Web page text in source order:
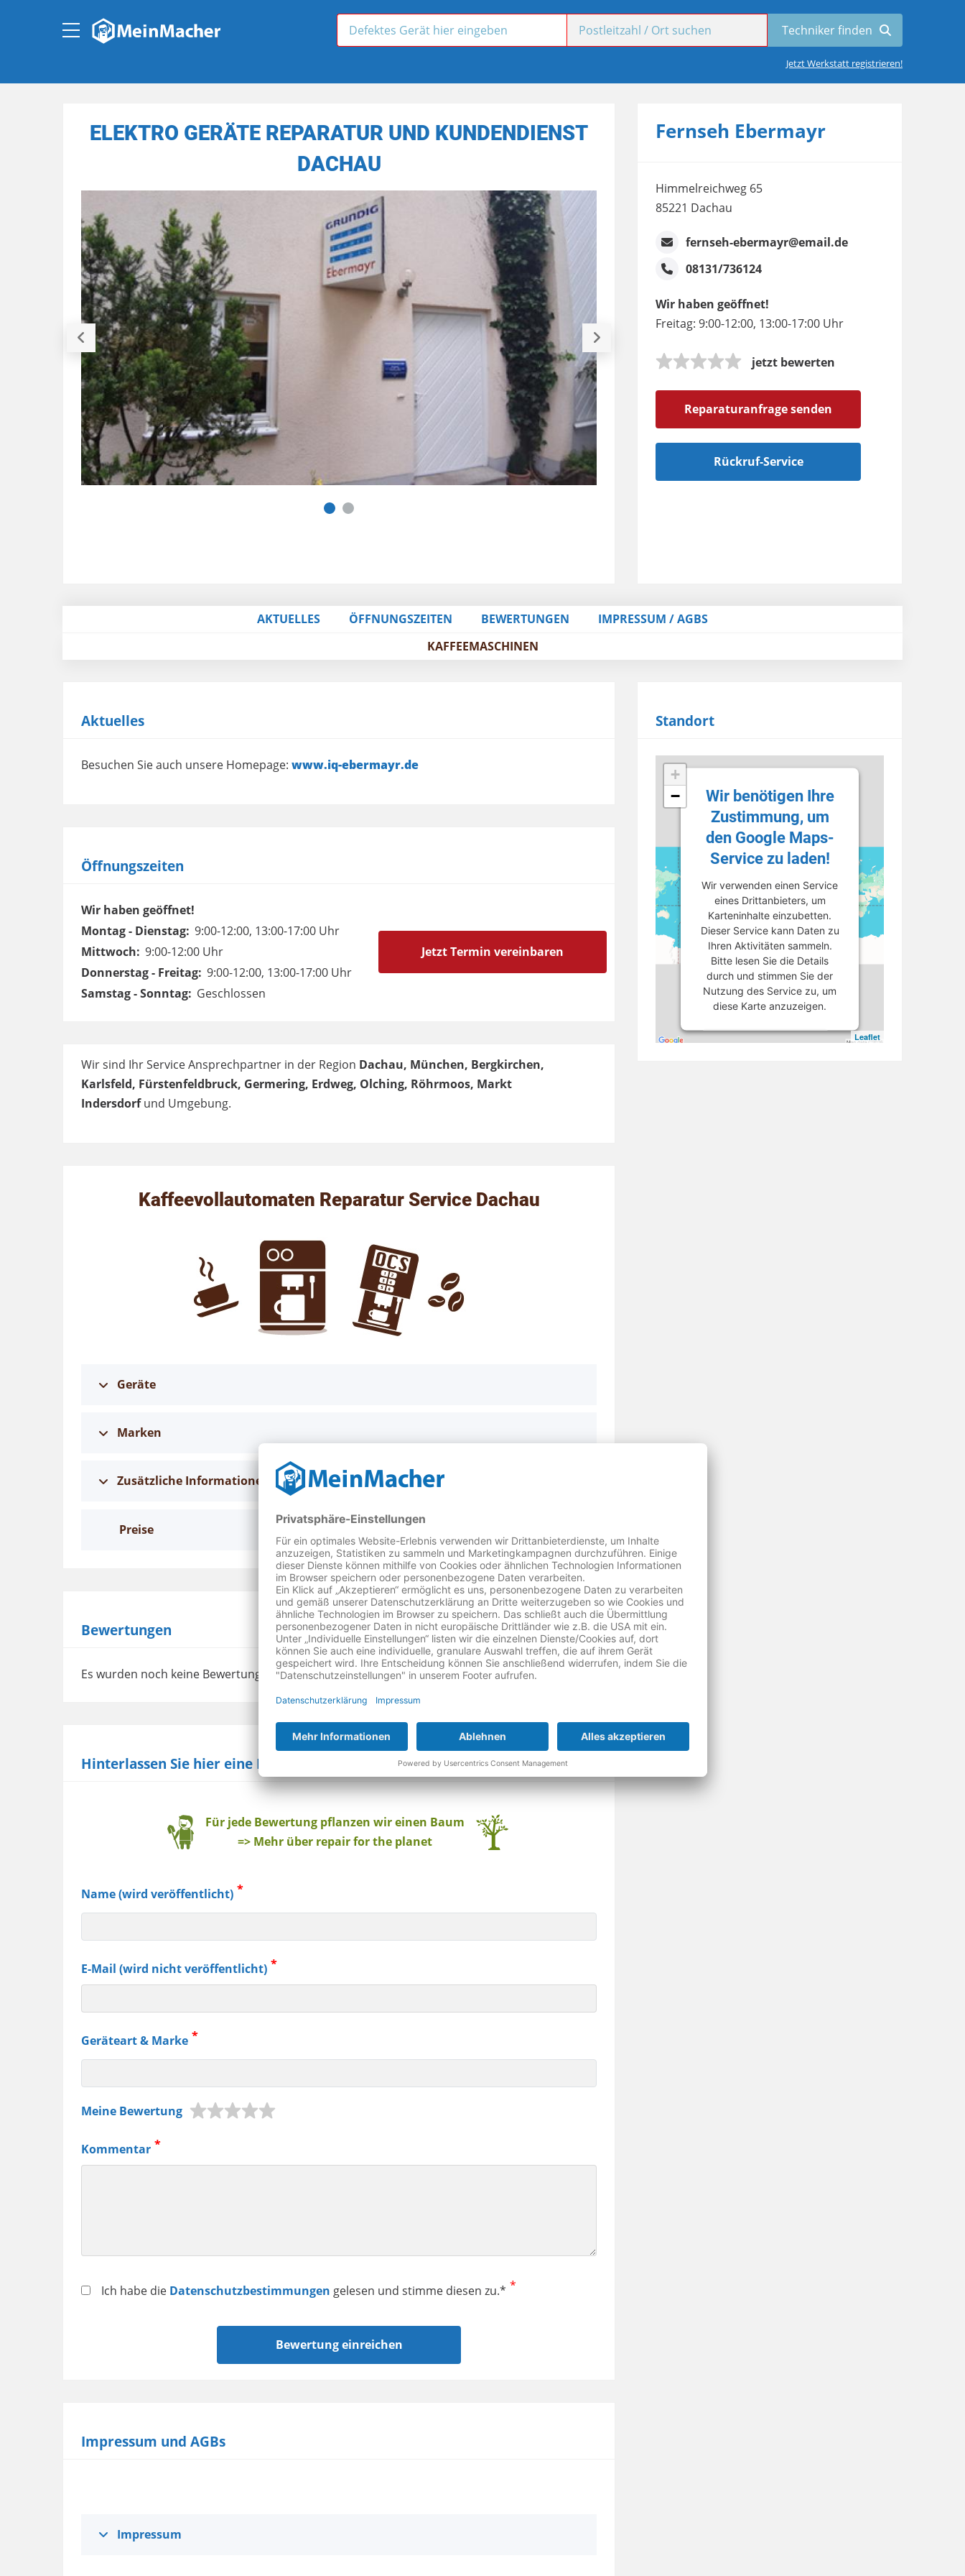
Jetzt Werkstatt registrieren!
ELEKTRO GERÄTE REPARATUR UND KUNDENDIENST
DACHAU
Fernseh Ebermayr
Himmelreichweg 65
85221 Dachau
fernseh-ebermayr@email.de
08131/736124
Wir haben geöffnet!
Freitag: 9:00-12:00, 13:00-17:00 Uhr
jetzt bewerten
Reparaturanfrage senden
Rückruf-Service
AKTUELLES ÖFFNUNGSZEITEN BEWERTUNGEN
IMPRESSUM / AGBS
KAFFEEMASCHINEN
Aktuelles
Besuchen Sie auch unsere Homepage: www.iq-ebermayr.de
Öffnungszeiten
Wir haben geöffnet!
Montag - Dienstag: 9:00-12:00, 13:00-17:00 Uhr
Mittwoch: 9:00-12:00 Uhr
Donnerstag - Freitag: 9:00-12:00, 13:00-17:00 Uhr
Samstag - Sonntag: Geschlossen
Jetzt Termin vereinbaren
Wir sind Ihr Service Ansprechpartner in der Region Dachau, München, Bergkirchen,
Karlsfeld, Fürstenfeldbruck, Germering, Erdweg, Olching, Röhrmoos, Markt
Indersdorfund Umgebung.
Kaffeevollautomaten Reparatur Service Dachau
Geräte
Marken
Zusätzliche Informationen
Preise
Bewertungen
Es wurden noch keine Bewertungen abgegeben.
Hinterlassen Sie hier eine Bewertung
Für jede Bewertung pflanzen wir einen Baum
=> Mehr über repair for the planet
Name (wird veröffentlicht)
E-Mail (wird nicht veröffentlicht)
Geräteart & Marke
Jura
Samsung
Meine Bewertung
Kommentar
Datenschutz
Ich habe die Datenschutzbestimmungen gelesen und stimme diesen zu.*
Standort
+
−
Leaflet
Wir benötigen Ihre
Zustimmung, um
den Google Maps-
Service zu laden!
Wir verwenden einen Service
eines Drittanbieters, um
Karteninhalte einzubetten.
Dieser Service kann Daten zu
Ihren Aktivitäten sammeln.
Bitte lesen Sie die Details
durch und stimmen Sie der
Nutzung des Service zu, um
diese Karte anzuzeigen.
Mehr Informationen
Impressum und AGBs
Impressum